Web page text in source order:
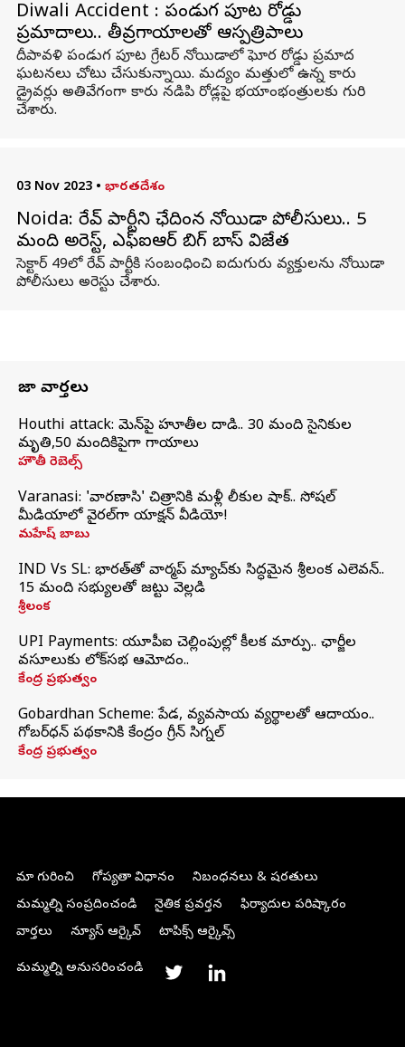
Diwali Accident : పండుగ పూట రోడ్డు
ప్రమాదాలు.. తీవ్రగాయాలతో ఆస్పత్రిపాలు
దీపావళి పండుగ పూట గ్రేటర్ నోయిడాలో ఘోర రోడ్డు ప్రమాద
ఘటనలు చోటు చేసుకున్నాయి. మద్యం మత్తులో ఉన్న కారు
డ్రైవర్లు అతివేగంగా కారు నడిపి రోడ్లపై భయాంభంత్రులకు గురి
చేశారు.
03 Nov 2023 • భారతదేశం
Noida: రేవ్ పార్టీని ఛేదించిన నోయిడా పోలీసులు.. 5
మంది అరెస్ట్, ఎఫ్ఐఆర్ బిగ్ బాస్ విజేత
సెక్టార్ 49లో రేవ్ పార్టీకి సంబంధించి ఐదుగురు వ్యక్తులను నోయిడా
పోలీసులు అరెస్టు చేశారు.
తాజా వార్తలు
Houthi attack: యెమెన్‌పై హూతీల దాడి.. 30 మంది సైనికుల
మృతి,50 మందికిపైగా గాయాలు
హౌతీ రెబెల్స్
Varanasi: 'వారణాసి' చిత్రానికి మళ్లీ లీకుల షాక్.. సోషల్
మీడియాలో వైరల్‌గా యాక్షన్ వీడియో!
మహేష్ బాబు
IND Vs SL: భారత్‌తో వార్మప్‌ మ్యాచ్‌కు సిద్ధమైన శ్రీలంక ఎలెవన్..
15 మంది సభ్యులతో జట్టు వెల్లడి
శ్రీలంక
UPI Payments: యూపీఐ చెల్లింపుల్లో కీలక మార్పు.. ఛార్జీల
వసూలుకు లోక్‌సభ ఆమోదం..
కేంద్ర ప్రభుత్వం
Gobardhan Scheme: పేడ, వ్యవసాయ వ్యర్థాలతో ఆదాయం..
గోబర్‌ధన్ పథకానికి కేంద్రం గ్రీన్ సిగ్నల్
కేంద్ర ప్రభుత్వం
మా గురించి గోప్యతా విధానం
నిబంధనలు & షరతులు
మమ్మల్ని సంప్రదించండి
నైతిక ప్రవర్తన
ఫిర్యాదుల పరిష్కారం
వార్తలు
న్యూస్ ఆర్కైవ్ టాపిక్స్ ఆర్కైవ్స్
మమ్మల్ని అనుసరించండి